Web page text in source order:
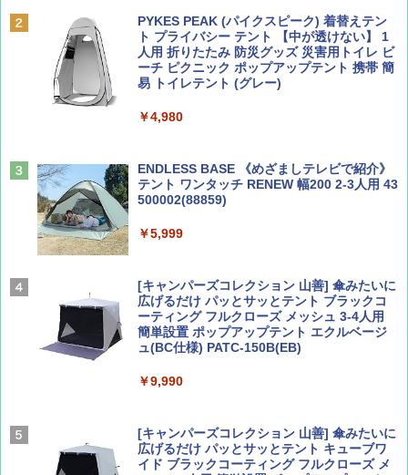
￥1,500
AIRLINE（エアライン）2026年9月号【特
集】ボーイング110周年を祝して！
￥1,760
￥2,079
球の歩き方A ヨーロッパ
A26 地球の歩き方 チェコ ポーランド スロヴ
ァキア 2026～2027 地球の歩き方A ヨーロッ
PYKES PEAK (パイクスピーク) 着替えテン
ト プライバシー テント 【中が透けない】 1
人用 折りたたみ 防災グッズ 災害用トイレ ビ
ーチ ピクニック ポップアップテント 携帯 簡
易 トイレテント (グレー)
￥4,980
ENDLESS BASE 《めざましテレビで紹介》
テント ワンタッチ RENEW 幅200 2-3人用 43
500002(88859)
￥5,999
[キャンパーズコレクション 山善] 傘みたいに
広げるだけ パッとサッとテント ブラックコ
ーティング フルクローズ メッシュ 3-4人用
簡単設置 ポップアップテント エクルベージ
ュ(BC仕様) PATC-150B(EB)
￥9,990
[キャンパーズコレクション 山善] 傘みたいに
広げるだけ パッとサッとテント キューブワ
イド ブラックコーティング フルクローズ メ